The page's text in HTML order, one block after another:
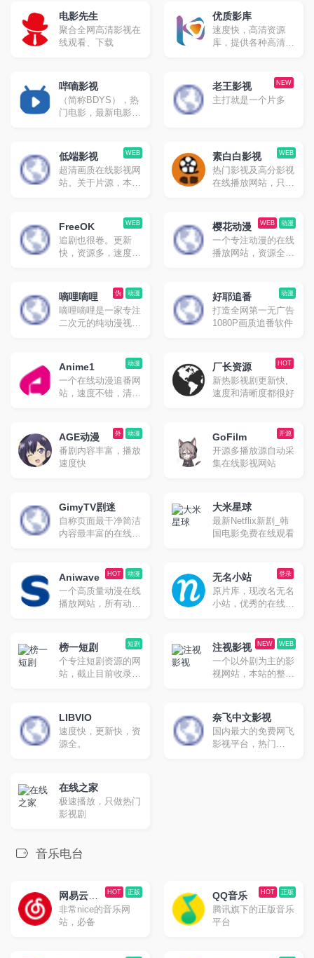
电影先生
聚合全网高清影视在
线观看、下载
优质影库
速度快，高清资源
库，提供各种高清影
哔嘀影视
（简称BDYS），热
门电影，最新电影，
下载，电驴下载，免
费在线观看
NEW
老王影视
主打就是一个片多
WEB
低端影视
超清画质在线影视网
站。关于片源，本站
渣画质版本，不会使
用删减版，本站所有
视频都遵循这个原
则。
WEB
素白白影视
热门影视及高分影视
在线播放网站，只有
WEB
FreeOK
追剧也很卷。更新
快，资源多，速度尚
动漫
WEB
樱花动漫
一个专注动漫的在线
播放网站，资源全，
动漫
伪
嘀哩嘀哩
嘀哩嘀哩是一家专注
二次元的纯动漫视频
2013年，先只是作为
个人补番与追番的无
名小站，后也称为D
站。原网站已于2020
番剧观看网站。
动漫
好耶追番
打造全网第一无广告
1080P画质追番软件
动漫
Anime1
一个在线动漫追番网
站，速度不错，清晰
HOT
厂长资源
新热影视剧更新快,
速度和清晰度都很好
动漫
外
AGE动漫
番剧内容丰富，播放
速度快
开源
GoFilm
开源多播放源自动采
集在线影视网站
GimyTV剧迷
自称页面最干净简洁
内容最丰富的在线追
大米星球
最新Netflix新剧_韩
国电影免费在线观看
动漫
HOT
Aniwave
一个高质量动漫在线
播放网站，所有动漫
友。
登录
无名小站
原片库，现改名无名
小站，优秀的在线播
btnull.org ，btnull.to
。中国大陆：
btnull.nu，
btnull.in。邮箱：
短剧
榜一短剧
个专注短剧资源的网
站，截止目前收录了
剧、快手短剧以及其
他平台的自制短剧，
这里基本都有收录。
WEB
NEW
注视影视
一个以外剧为主的影
视网站，本站的整体
LIBVIO
速度快，更新快，资
源全。
奈飞中文影视
国内最大的免费网飞
影视平台，热门
在线之家
极速播放，只做热门
影视剧
音乐电台
正版
HOT
网易云音
乐
非常nice的音乐网
站，必备
正版
HOT
QQ音乐
腾讯旗下的正版音乐
平台